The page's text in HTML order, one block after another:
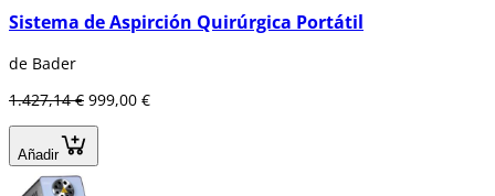
Extracciones de muelas del juicio,
Fenestración de canino,
Sistema de Aspirción Quirúrgica Portátil
de Bader
1.427,14 € 999,00 €
Añadir